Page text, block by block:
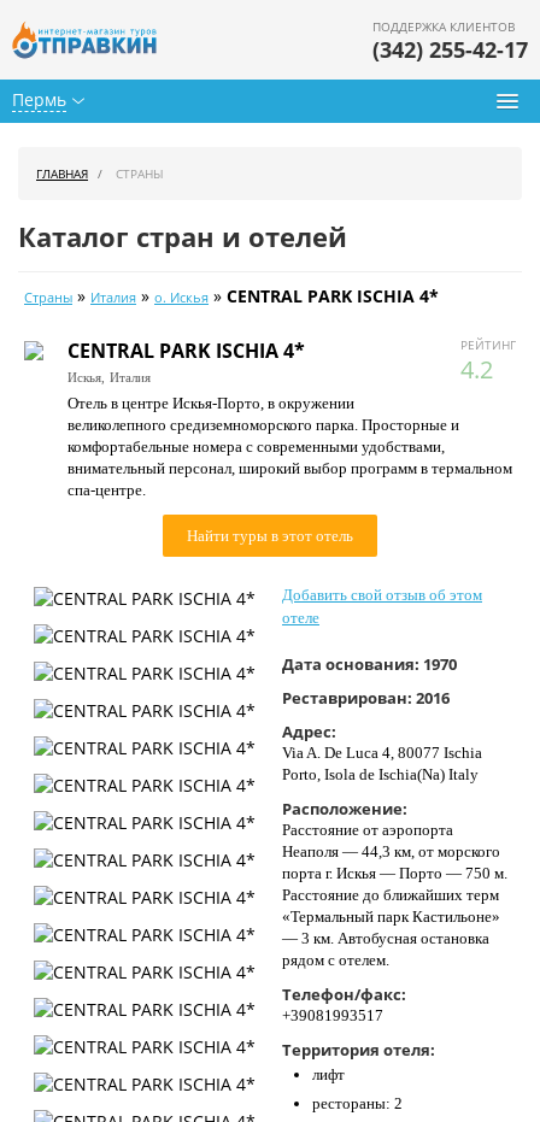
Пермь
ПОДДЕРЖКА КЛИЕНТОВ
(342) 255-42-17
Календарь туров
Цены дня
Страны
Как купить
ГЛАВНАЯ СТРАНЫ
Каталог стран и отелей
Страны » Италия » о. Искья » CENTRAL PARK ISCHIA 4*
РЕЙТИНГ
4.2
CENTRAL PARK ISCHIA 4*
Искья, Италия
Отель в центре Искья-Порто, в окружении
великолепного средиземноморского парка. Просторные и
комфортабельные номера с современными удобствами,
внимательный персонал, широкий выбор программ в термальном
спа-центре.
Найти туры в этот отель
Добавить свой отзыв об этом
отеле
Дата основания: 1970
Реставрирован: 2016
Адрес:
Via A. De Luca 4, 80077 Ischia
Porto, Isola de Ischia(Na) Italy
Расположение:
Расстояние от аэропорта
Неаполя — 44,3 км, от морского
порта г. Искья — Порто — 750 м.
Расстояние до ближайших терм
«Термальный парк Кастильоне»
— 3 км. Автобусная остановка
рядом с отелем.
Телефон/факс:
+39081993517
Территория отеля:
лифт
рестораны: 2